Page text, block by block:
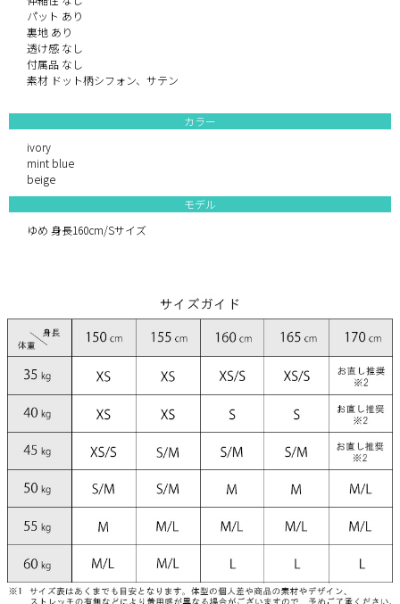
パット あり
裏地 あり
透け感 なし
付属品 なし
素材 ドット柄シフォン、サテン
カラー
ivory
mint blue
beige
モデル
ゆめ 身長160cm/Sサイズ